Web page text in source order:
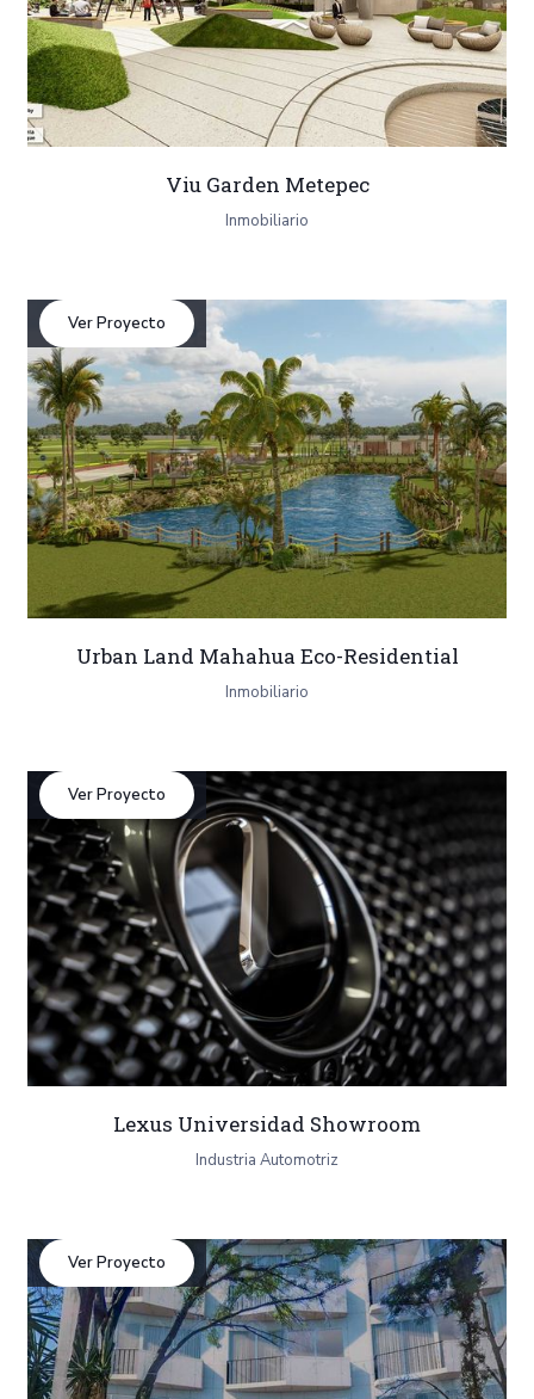
Viu Garden Metepec
Inmobiliario
Ver Proyecto
Urban Land Mahahua Eco-Residential
Inmobiliario
Ver Proyecto
Lexus Universidad Showroom
Industria Automotriz
Ver Proyecto